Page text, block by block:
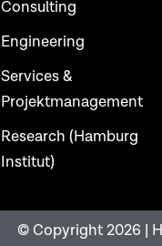
Consulting
Engineering
Services &
Projektmanagement
Research (Hamburg
Institut)
© Copyright 2026 |